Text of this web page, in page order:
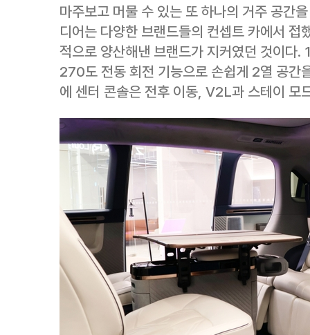
마주보고 머물 수 있는 또 하나의 거주 공간
디어는 다양한 브랜드들의 컨셉트 카에서 접
적으로 양산해낸 브랜드가 지커였던 것이다.
270도 전동 회전 기능으로 손쉽게 2열 공간
에 센터 콘솔은 전후 이동, V2L과 스테이 모